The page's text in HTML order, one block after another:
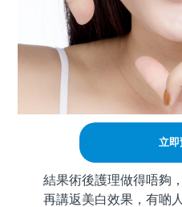
立即
結果術後護理做得唔夠，
再講返美白效果，有啲人